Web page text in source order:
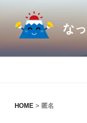
な
HOME > 匿名